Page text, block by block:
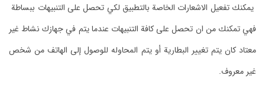
يمكنك تفعيل الاشعارات الخاصة بالتطبيق لكي تحصل على التنبيهات ببساطة
فهي تمكنك من ان تحصل على كافة التنبيهات عندما يتم في جهازك نشاط غير
معتاد كان يتم تغيير البطارية أو يتم المحاوله للوصول إلى الهاتف من شخص
غير معروف.